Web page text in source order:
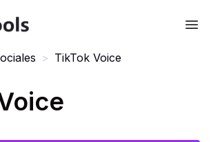
> TikTok Voice